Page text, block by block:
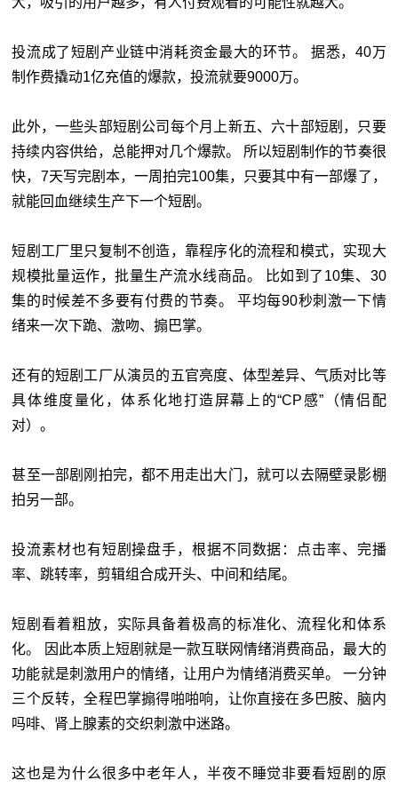
投流成了短剧产业链中消耗资金最大的环节。 据悉，40万
制作费撬动1亿充值的爆款，投流就要9000万。
此外，一些头部短剧公司每个月上新五、六十部短剧，只要
持续内容供给，总能押对几个爆款。 所以短剧制作的节奏很
快，7天写完剧本，一周拍完100集，只要其中有一部爆了，
就能回血继续生产下一个短剧。
短剧工厂里只复制不创造，靠程序化的流程和模式，实现大
规模批量运作，批量生产流水线商品。 比如到了10集、30
集的时候差不多要有付费的节奏。 平均每90秒刺激一下情
绪来一次下跪、激吻、搧巴掌。
还有的短剧工厂从演员的五官亮度、体型差异、气质对比等
具体维度量化，体系化地打造屏幕上的“CP感”（情侣配
对）。
甚至一部剧刚拍完，都不用走出大门，就可以去隔壁录影棚
拍另一部。
投流素材也有短剧操盘手，根据不同数据：点击率、完播
率、跳转率，剪辑组合成开头、中间和结尾。
短剧看着粗放，实际具备着极高的标准化、流程化和体系
化。 因此本质上短剧就是一款互联网情绪消费商品，最大的
功能就是刺激用户的情绪，让用户为情绪消费买单。 一分钟
三个反转，全程巴掌搧得啪啪响，让你直接在多巴胺、脑内
吗啡、肾上腺素的交织刺激中迷路。
这也是为什么很多中老年人，半夜不睡觉非要看短剧的原